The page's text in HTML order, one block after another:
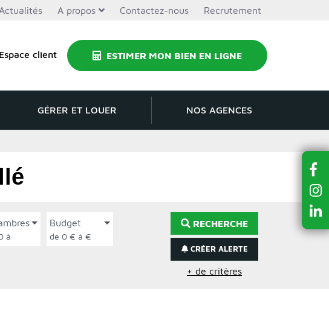
Actualités A propos Contactez-nous Recrutement
Espace client ESTIMER MON BIEN EN LIGNE
GÉRER ET LOUER NOS AGENCES
à
Budget
de 0 € à €
RECHERCHE
CRÉER ALERTE
+ de critères